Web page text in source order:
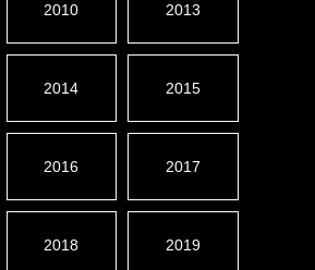
2010 2013
2014 2015
2016 2017
2018 2019